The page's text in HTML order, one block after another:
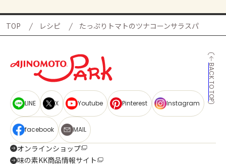
TOP レシピ たっぷりトマトのツナコーンサラスパ
BACK TO TOP
LINE X Youtube Pinterest Instagram
facebook MAIL
オンラインショップ
味の素KK商品情報サイト